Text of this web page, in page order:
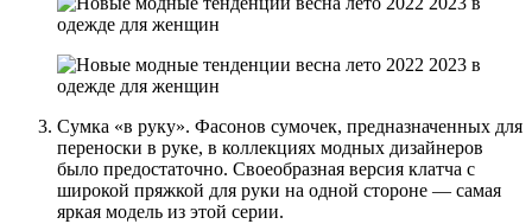
Сумка «в руку». Фасонов сумочек, предназначенных для
переноски в руке, в коллекциях модных дизайнеров
было предостаточно. Своеобразная версия клатча с
широкой пряжкой для руки на одной стороне — самая
яркая модель из этой серии.